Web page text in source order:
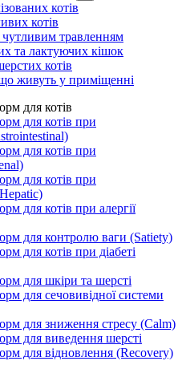
котів
котів
чутливим травленням
та лактуючих кішок
котів
живуть у приміщенні
для котів
для котів при
для котів при
для котів при
для котів при алергії
для контролю ваги (Satiety)
для котів при діабеті
для шкіри та шерсті
для сечовивідної системи
для зниження стресу (Calm)
для виведення шерсті
для відновлення (Recovery)